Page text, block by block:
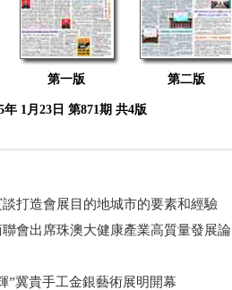
第一版 第二版
年 1月23日 第871期 共4版
打造會展目的地城市的要素和經驗
會出席珠澳大健康產業高質量發展論
”冀貴手工金銀藝術展明開幕